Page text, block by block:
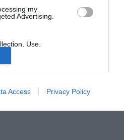
my
Advertising.
Use,
Sharing of my
with the
collected.
Access Privacy Policy
Rijkaard, al quale
segnò un gran gol con